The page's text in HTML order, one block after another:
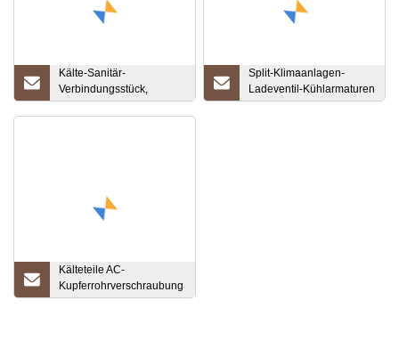
Kälte-Sanitär-
Verbindungsstück,
Schweißanschluss,
Split-Klimaanlagen-
Ladeventil-Kühlarmaturen
aus Messing
Kälteteile AC-
Kupferrohrverschraubung
HVAC für